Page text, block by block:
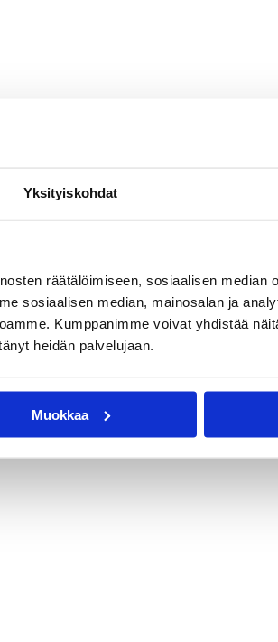
Yksityiskohdat
räätälöimiseen, sosiaalisen median
sosiaalisen median, mainosalan ja
Kumppanimme voivat yhdistää
heidän palvelujaan.
Muokkaa